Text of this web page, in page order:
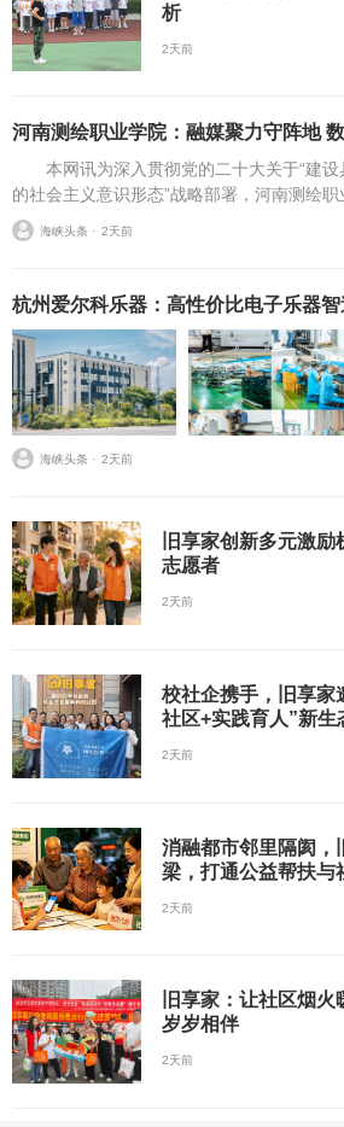
析
2天前
河南测绘职业学院：融媒聚力守阵地
本网讯为深入贯彻党的二十大关于“建设
的社会主义意识形态”战略部署，河南测绘
挑战，扎实推进在风险研判、机制创新、技
的路径分析与研...
海峡头条 ⋅ 2天前
杭州爱尔科乐器：高性价比电子乐器
海峡头条 ⋅ 2天前
旧享家创新多元激
志愿者
2天前
校社企携手，旧享家
社区+实践育人”新生
2天前
消融都市邻里隔阂，
梁，打通公益帮扶与
2天前
旧享家：让社区烟
岁岁相伴
2天前